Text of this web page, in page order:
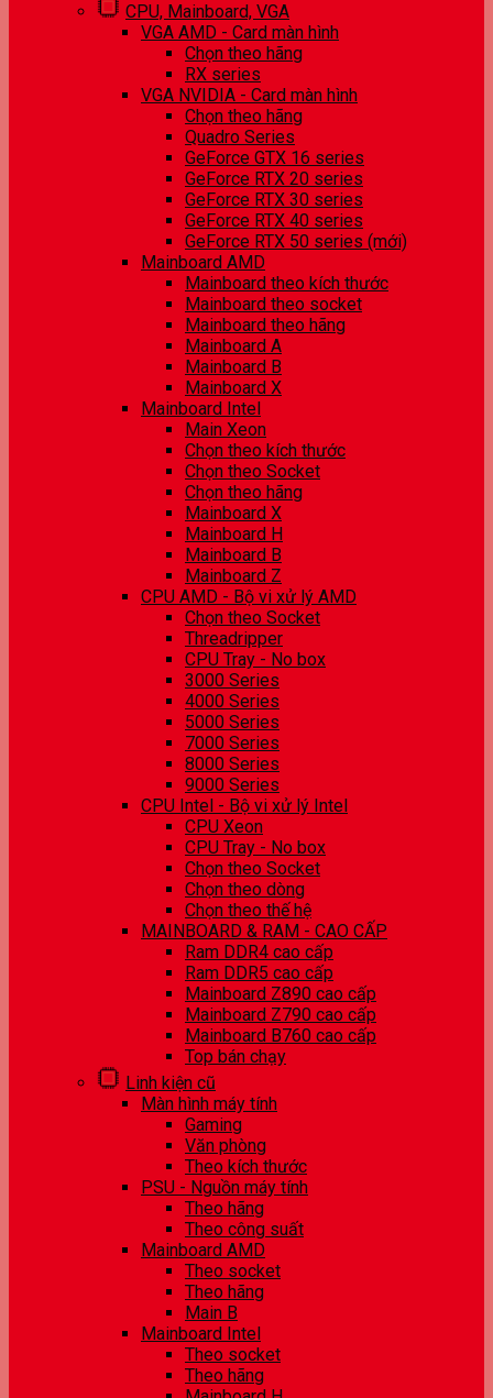
CPU, Mainboard, VGA
VGA AMD - Card màn hình
Chọn theo hãng
RX series
VGA NVIDIA - Card màn hình
Chọn theo hãng
Quadro Series
GeForce GTX 16 series
GeForce RTX 20 series
GeForce RTX 30 series
GeForce RTX 40 series
GeForce RTX 50 series (mới)
Mainboard AMD
Mainboard theo kích thước
Mainboard theo socket
Mainboard theo hãng
Mainboard A
Mainboard B
Mainboard X
Mainboard Intel
Main Xeon
Chọn theo kích thước
Chọn theo Socket
Chọn theo hãng
Mainboard X
Mainboard H
Mainboard B
Mainboard Z
CPU AMD - Bộ vi xử lý AMD
Chọn theo Socket
Threadripper
CPU Tray - No box
3000 Series
4000 Series
5000 Series
7000 Series
8000 Series
9000 Series
CPU Intel - Bộ vi xử lý Intel
CPU Xeon
CPU Tray - No box
Chọn theo Socket
Chọn theo dòng
Chọn theo thế hệ
MAINBOARD & RAM - CAO CẤP
Ram DDR4 cao cấp
Ram DDR5 cao cấp
Mainboard Z890 cao cấp
Mainboard Z790 cao cấp
Mainboard B760 cao cấp
Top bán chạy
Linh kiện cũ
Màn hình máy tính
Gaming
Văn phòng
Theo kích thước
PSU - Nguồn máy tính
Theo hãng
Theo công suất
Mainboard AMD
Theo socket
Theo hãng
Main B
Mainboard Intel
Theo socket
Theo hãng